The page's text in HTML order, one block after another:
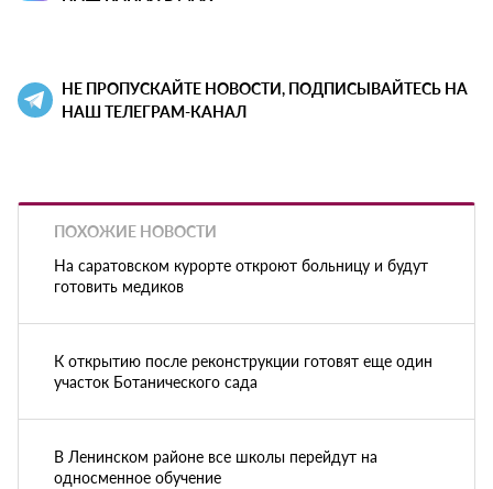
НЕ ПРОПУСКАЙТЕ НОВОСТИ, ПОДПИСЫВАЙТЕСЬ НА
НАШ ТЕЛЕГРАМ-КАНАЛ
ПОХОЖИЕ НОВОСТИ
На саратовском курорте откроют больницу и будут
готовить медиков
К открытию после реконструкции готовят еще один
участок Ботанического сада
В Ленинском районе все школы перейдут на
односменное обучение